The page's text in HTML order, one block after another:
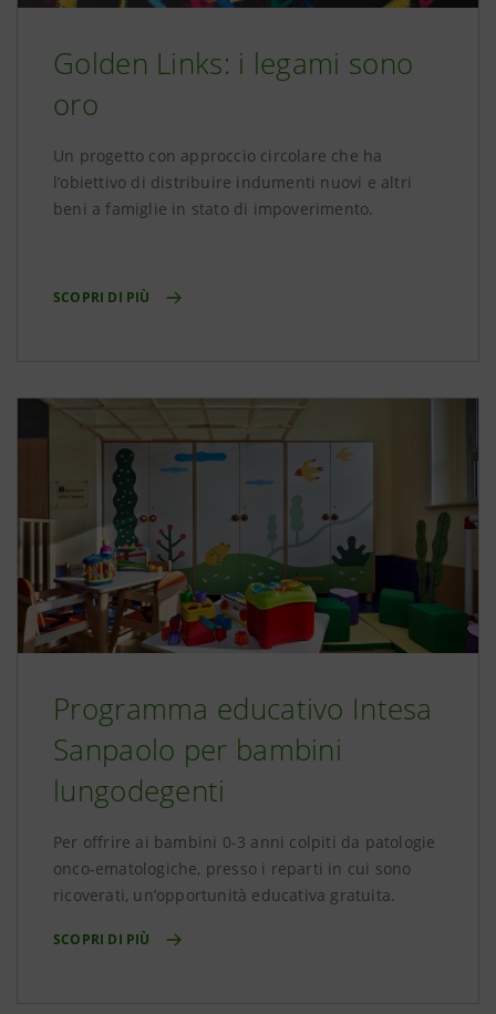
Golden Links: i legami sono
oro
Un progetto con approccio circolare che ha
l’obiettivo di distribuire indumenti nuovi e altri
beni a famiglie in stato di impoverimento.
SCOPRI DI PIÙ
Programma educativo Intesa
Sanpaolo per bambini
lungodegenti
Per offrire ai bambini 0-3 anni colpiti da patologie
onco-ematologiche, presso i reparti in cui sono
ricoverati, un’opportunità educativa gratuita.
SCOPRI DI PIÙ